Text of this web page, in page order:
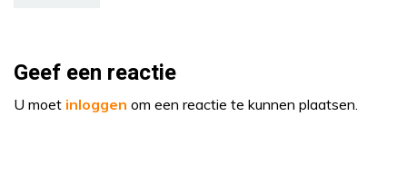
Geef een reactie
U moet inloggen om een reactie te kunnen plaatsen.